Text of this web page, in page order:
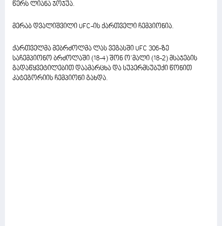
წერს ლიანა ჯოჯუა.
მერაბ დვალიშვილი UFC-ის ქართველი ჩემპიონია.
ქართველმა მებრძოლმა ლას ვეგასში UFC 306-ზე
საჩემპიონო ბრძოლაში (18-4) შონ ო’მალი (18-2) მსაჯების
გადაწყვეტილებით დაამარცხა და სუპერმსუბუქი წონით
კატეგორიის ჩემპიონი გახდა.